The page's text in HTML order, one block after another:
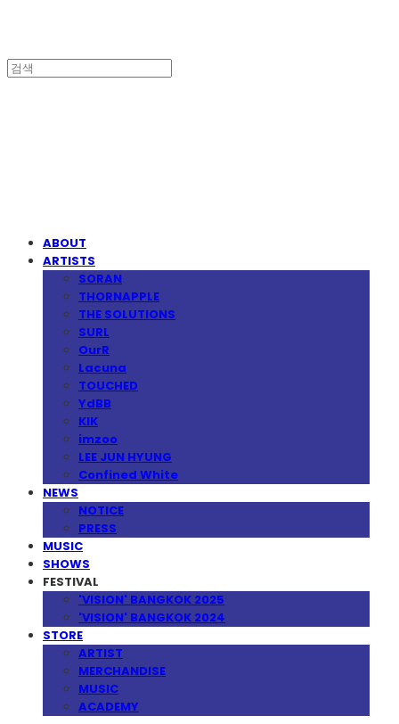
ABOUT
ARTISTS
SORAN
THORNAPPLE
THE SOLUTIONS
SURL
OurR
Lacuna
TOUCHED
YdBB
KIK
imzoo
LEE JUN HYUNG
Confined White
NEWS
NOTICE
PRESS
MUSIC
SHOWS
FESTIVAL
'VISION' BANGKOK 2025
'VISION' BANGKOK 2024
STORE
ARTIST
MERCHANDISE
MUSIC
ACADEMY